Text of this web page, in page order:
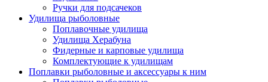
Ручки для подсачеков
Удилища рыболовные
Поплавочные удилища
Удилища Херабуна
Фидерные и карповые удилища
Комплектующие к удилищам
Поплавки рыболовные и аксессуары к ним